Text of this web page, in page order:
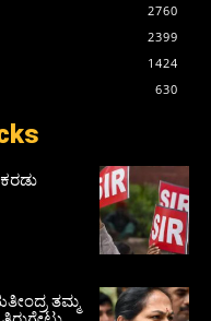
2760
2399
1424
630
ತಮ್ಮ